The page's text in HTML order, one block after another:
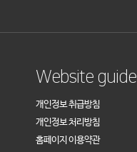
Website guide
개인정보 취급방침
개인정보 처리방침
홈페이지 이용약관